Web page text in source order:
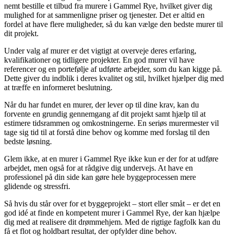
nemt bestille et tilbud fra murere i Gammel Rye, hvilket giver dig
mulighed for at sammenligne priser og tjenester. Det er altid en
fordel at have flere muligheder, så du kan vælge den bedste murer til
dit projekt.
Under valg af murer er det vigtigt at overveje deres erfaring,
kvalifikationer og tidligere projekter. En god murer vil have
referencer og en portefølje af udførte arbejder, som du kan kigge på.
Dette giver du indblik i deres kvalitet og stil, hvilket hjælper dig med
at træffe en informeret beslutning.
Når du har fundet en murer, der lever op til dine krav, kan du
forvente en grundig gennemgang af dit projekt samt hjælp til at
estimere tidsrammen og omkostningerne. En seriøs murermester vil
tage sig tid til at forstå dine behov og komme med forslag til den
bedste løsning.
Glem ikke, at en murer i Gammel Rye ikke kun er der for at udføre
arbejdet, men også for at rådgive dig undervejs. At have en
professionel på din side kan gøre hele byggeprocessen mere
glidende og stressfri.
Så hvis du står over for et byggeprojekt – stort eller småt – er det en
god idé at finde en kompetent murer i Gammel Rye, der kan hjælpe
dig med at realisere dit drømmehjem. Med de rigtige fagfolk kan du
få et flot og holdbart resultat, der opfylder dine behov.